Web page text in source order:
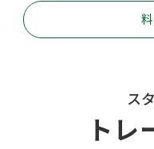
ス
トレ